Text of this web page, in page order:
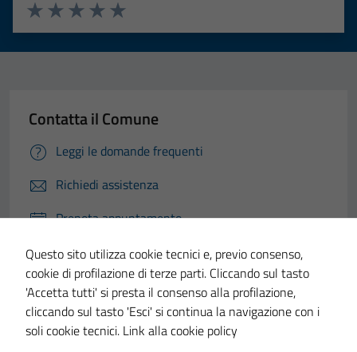
Valuta 5 stelle su 5
Valuta 4 stelle su 5
Valuta 3 stelle su 5
Valuta 2 stelle su 5
Valuta 1 stelle su 5
Contatta il Comune
Leggi le domande frequenti
Richiedi assistenza
Prenota appuntamento
Problemi in città
Segnala disservizio
Questo sito utilizza cookie tecnici e, previo consenso,
cookie di profilazione di terze parti. Cliccando sul tasto
'Accetta tutti' si presta il consenso alla profilazione,
cliccando sul tasto 'Esci' si continua la navigazione con i
soli cookie tecnici. Link alla cookie policy